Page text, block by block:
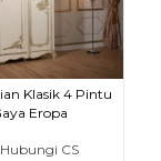
Klasik 4 Pintu
Eropa
CS